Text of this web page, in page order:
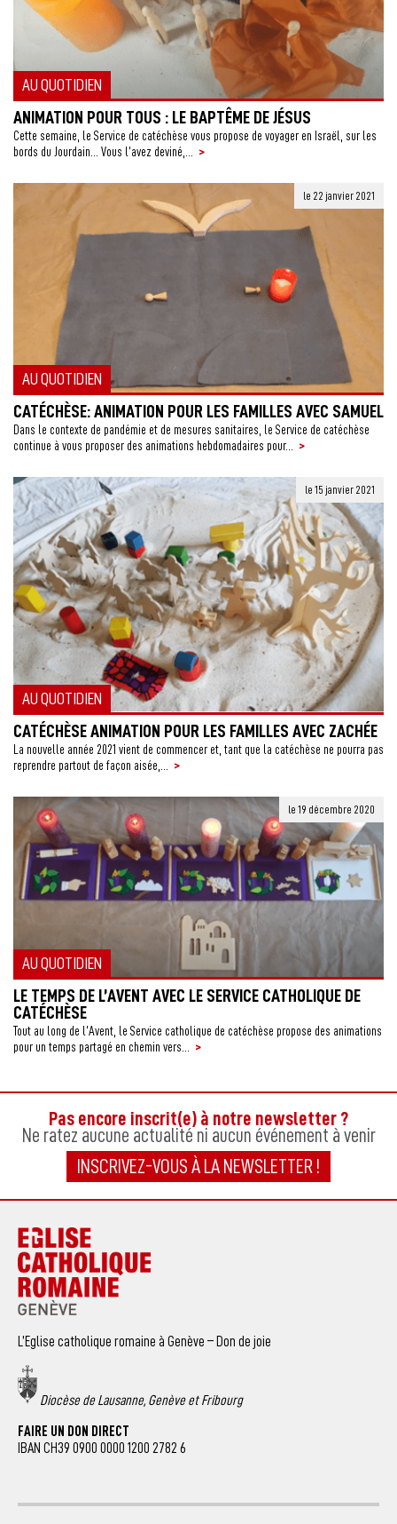
AU QUOTIDIEN
ANIMATION POUR TOUS : LE BAPTÊME DE JÉSUS
Cette semaine, le Service de catéchèse vous propose de voyager en Israël, sur les
bords du Jourdain… Vous l’avez deviné,...
>
AU QUOTIDIEN
le 22 janvier 2021
CATÉCHÈSE: ANIMATION POUR LES FAMILLES AVEC SAMUEL
Dans le contexte de pandémie et de mesures sanitaires, le Service de catéchèse
continue à vous proposer des animations hebdomadaires pour...
>
AU QUOTIDIEN
le 15 janvier 2021
CATÉCHÈSE ANIMATION POUR LES FAMILLES AVEC ZACHÉE
La nouvelle année 2021 vient de commencer et, tant que la catéchèse ne pourra pas
reprendre partout de façon aisée,...
>
AU QUOTIDIEN
le 19 décembre 2020
LE TEMPS DE L’AVENT AVEC LE SERVICE CATHOLIQUE DE
CATÉCHÈSE
Tout au long de l’Avent, le Service catholique de catéchèse propose des animations
pour un temps partagé en chemin vers...
>
Pas encore inscrit(e) à notre newsletter ?
Ne ratez aucune actualité ni aucun événement à venir
INSCRIVEZ-VOUS À LA NEWSLETTER !
L’Eglise catholique romaine à Genève – Don de joie
Diocèse de Lausanne, Genève et Fribourg
FAIRE UN DON DIRECT
IBAN CH39 0900 0000 1200 2782 6